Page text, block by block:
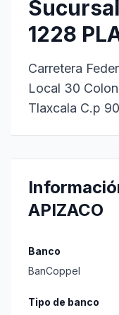
1228
Carretera
Local 30
Tlaxcala C.p
APIZACO
Banco
BanCoppel
Tipo de banco